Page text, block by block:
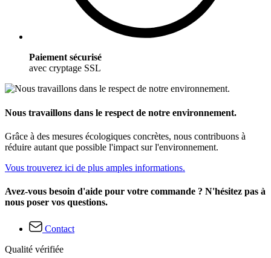
Paiement sécurisé
avec cryptage SSL
Nous travaillons dans le respect de notre environnement.
Grâce à des mesures écologiques concrètes, nous contribuons à
réduire autant que possible l'impact sur l'environnement.
Vous trouverez ici de plus amples informations.
Avez-vous besoin d'aide pour votre commande ? N'hésitez pas à
nous poser vos questions.
Contact
Qualité vérifiée